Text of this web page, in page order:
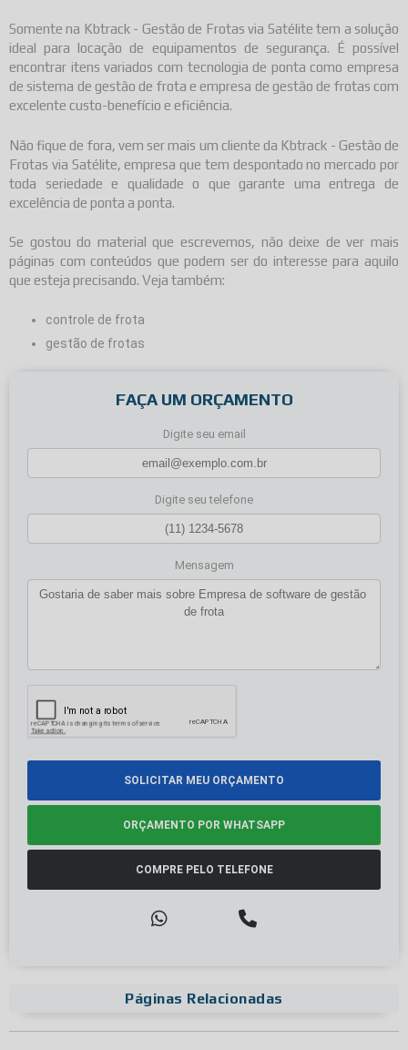
Somente na Kbtrack - Gestão de Frotas via Satélite tem a solução
ideal para locação de equipamentos de segurança. É possível
encontrar itens variados com tecnologia de ponta como empresa
de sistema de gestão de frota e empresa de gestão de frotas com
excelente custo-benefício e eficiência.
Não fique de fora, vem ser mais um cliente da Kbtrack - Gestão de
Frotas via Satélite, empresa que tem despontado no mercado por
toda seriedade e qualidade o que garante uma entrega de
excelência de ponta a ponta.
Se gostou do material que escrevemos, não deixe de ver mais
páginas com conteúdos que podem ser do interesse para aquilo
que esteja precisando. Veja também:
controle de frota
gestão de frotas
FAÇA UM ORÇAMENTO
Digite seu email
Digite seu telefone
Mensagem
SOLICITAR MEU ORÇAMENTO
ORÇAMENTO POR WHATSAPP
COMPRE PELO TELEFONE
Páginas Relacionadas